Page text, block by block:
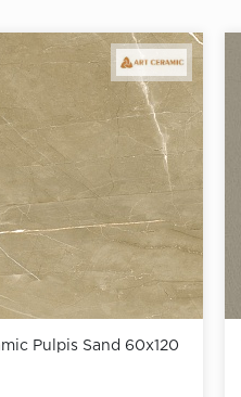
Pulpis Sand 60x120